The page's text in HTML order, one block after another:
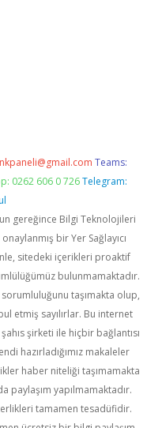
Teams:
0262 606 0 726 Telegram:
gereğince Bilgi Teknolojileri
bir Yer Sağlayıcı
sitedeki içerikleri proaktif
bulunmamaktadır.
taşımakta olup,
etmiş sayılırlar. Bu internet
şirketi ile hiçbir bağlantısı
hazırladığımız makaleler
haber niteliği taşımamakta
paylaşım yapılmamaktadır.
tamamen tesadüfidir.